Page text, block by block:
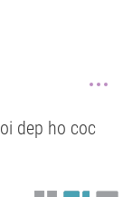
dep ho coc